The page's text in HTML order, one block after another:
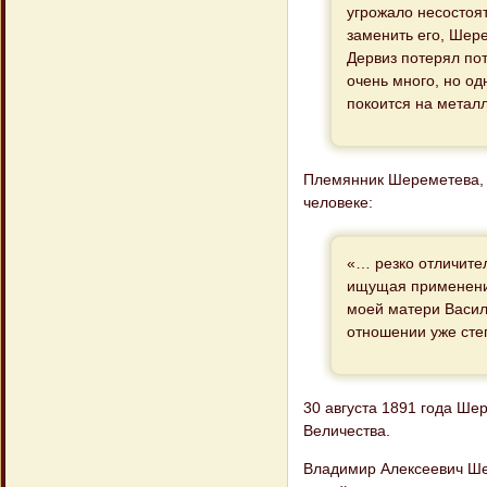
угрожало
заменить его,
Дервиз потерял
очень много, но
покоится на
Племянник Шереметева,
человеке:
«… резко
ищущая
моей матери
отношении уже
30 августа 1891 года
Величества.
Владимир Алексеевич